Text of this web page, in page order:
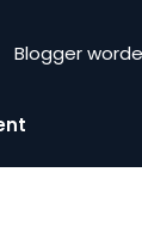
Blogger